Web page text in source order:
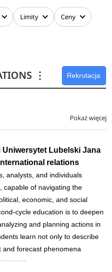
wiedzę i
społecznych i
Polski i świata.
i nabywa umiejętności
na stanowiskach
umiejętności analityka
oferta kształcenia
kompetencji
dziennikarza,
ekonomicznej.
rachunkowości,
pozwala na zdobycie
umożliwiających pracę w
z szeroką problematyką
tym zagadnieniami rozwoju
absolwenci kierunku
Limity Ceny
⋮ Rekrutacja
Pokaż więcej
Lubelski Jana
relations
analysts, and individuals
capable of navigating the
economic, and social
cycle education is to deepen
and planning actions in
learn not only to describe
and forecast phenomena